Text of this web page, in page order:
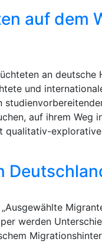
auf dem
an deutsche
und
auf ihrem Weg
qualitativ-
werden